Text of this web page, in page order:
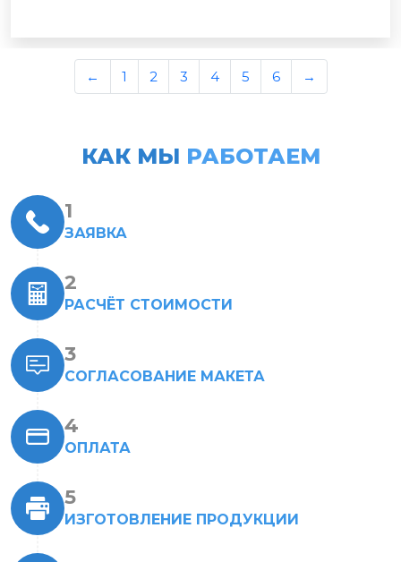
← 1 2 3 4 5 6 →
КАК МЫ РАБОТАЕМ
ЗАЯВКА
РАСЧЁТ СТОИМОСТИ
СОГЛАСОВАНИЕ МАКЕТА
ОПЛАТА
ИЗГОТОВЛЕНИЕ ПРОДУКЦИИ